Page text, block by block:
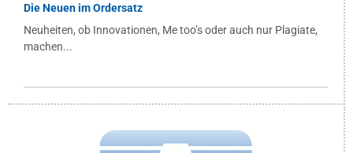
Die Neuen im Ordersatz
Neuheiten, ob Innovationen, Me too’s oder auch nur Plagiate,
machen...